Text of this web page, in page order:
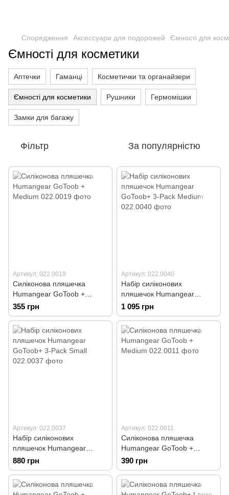
Спорядження Аксессуари для подорожей Ємності для
Ємності для косметики
Аптечки Гаманці Косметички та органайзери
Ємності для косметики Рушники Гермомішки
Замки для багажу
Фільтр За популярністю
Артикул: 022.0019
Силіконова пляшечка
Humangear GoToob +
Medium
355 грн
Артикул: 022.0040
Набір силіконових
пляшечок Humangear
GoToob+ 3-Pack Medium
1 095 грн
Артикул: 022.0037
Набір силіконових
пляшечок Humangear
GoToob+ 3-Pack Small
880 грн
Артикул: 022.0011
Силіконова пляшечка
Humangear GoToob +
Medium
390 грн